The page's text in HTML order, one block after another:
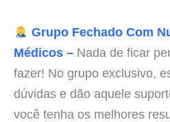
Grupo Fechado Com
Médicos – Nada de ficar
fazer! No grupo exclusivo,
dúvidas e dão aquele
você tenha os melhores